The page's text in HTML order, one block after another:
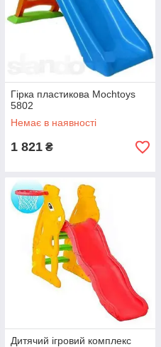
Гірка пластикова Mochtoys
5802
Немає в наявності
1 821 ₴
Дитячий ігровий комплекс